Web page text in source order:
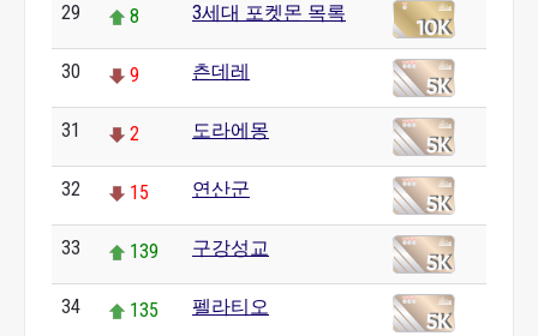
29 8 3세대 포켓몬 목록
30 9 츤데레
31 2 도라에몽
32 15 연산군
33 139 구강성교
34 135 펠라티오